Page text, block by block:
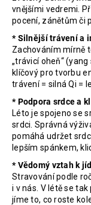
vnějšími vedremi.
pocení, zánětům či
* Silnější trávení a
Zachováním mírně
„trávicí oheň“
klíčový pro tvorbu
trávení = silná Qi =
* Podpora srdce a
Léto je spojeno se
srdci. Správná
pomáhá udržet
lepším spánkem,
* Vědomý vztah k
Stravování podle
i v nás. V létě se
jíme to, co roste